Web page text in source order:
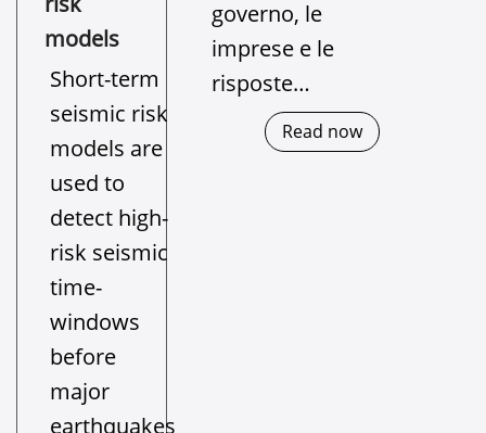
governo, le
imprese e le
risposte…
Read now
models
Short-term
seismic risk
models are
used to
detect high-
risk seismic
time-
windows
before
major
earthquakes